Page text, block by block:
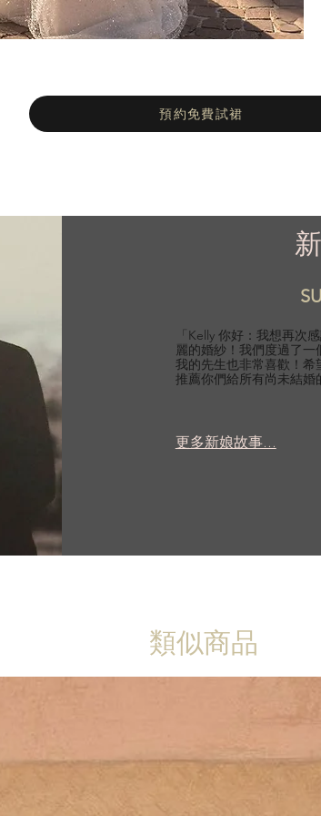
預約免費試裙
「Kelly 你好：我想再次
麗的婚紗！我們度過了一
我的先生也非常喜歡！
推薦你們給所有尚未結婚
更多新娘故事...
類似商品